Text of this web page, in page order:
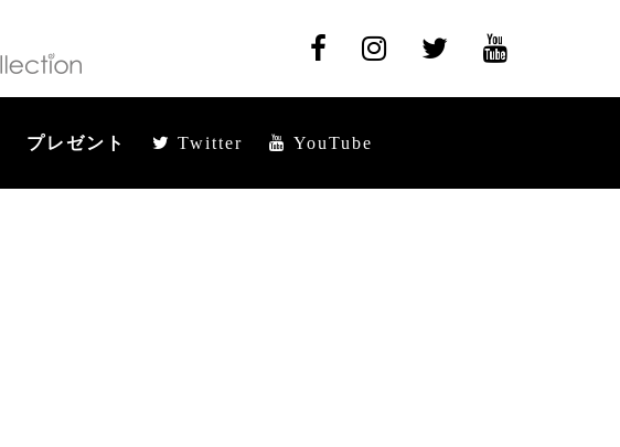
プレゼント Twitter YouTube